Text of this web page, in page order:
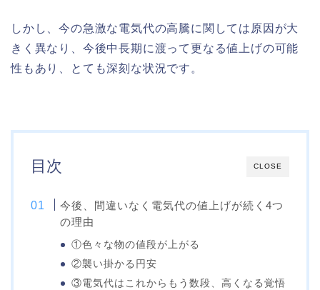
しかし、今の急激な電気代の高騰に関しては原因が大
きく異なり、今後中長期に渡って更なる値上げの可能
性もあり、とても深刻な状況です。
CLOSE
目次
今後、間違いなく電気代の値上げが続く4つ
の理由
①色々な物の値段が上がる
②襲い掛かる円安
③電気代はこれからもう数段、高くなる覚悟